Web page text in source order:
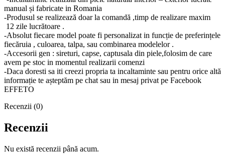
manual și fabricate in Romania
-Produsul se realizează doar la comandă ,timp de realizare maxim
12 zile lucrătoare .
-Absolut fiecare model poate fi personalizat in funcție de preferințele
fiecăruia , culoarea, talpa, sau combinarea modelelor .
-Accesorii gen : sireturi, capse, captusala din piele,folosim de care
avem pe stoc in momentul realizarii comenzi
-Daca doresti sa iti creezi propria ta incaltaminte sau pentru orice altă
informație te așteptăm pe chat sau in mesaj privat pe Facebook
EFFETO
Recenzii (0)
Recenzii
Nu există recenzii până acum.